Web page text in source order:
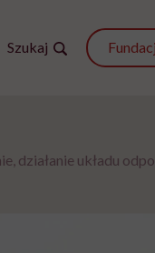
Szukaj
układu